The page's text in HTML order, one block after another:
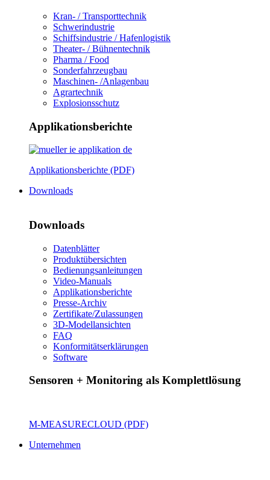
Kran- / Transporttechnik
Schwerindustrie
Schiffsindustrie / Hafenlogistik
Theater- / Bühnentechnik
Pharma / Food
Sonderfahrzeugbau
Maschinen- /Anlagenbau
Agrartechnik
Explosionsschutz
Applikationsberichte
Applikationsberichte (PDF)
Downloads
Downloads
Datenblätter
Produktübersichten
Bedienungsanleitungen
Video-Manuals
Applikationsberichte
Presse-Archiv
Zertifikate/Zulassungen
3D-Modellansichten
FAQ
Konformitätserklärungen
Software
Sensoren + Monitoring als Komplettlösung
M-MEASURECLOUD (PDF)
Unternehmen